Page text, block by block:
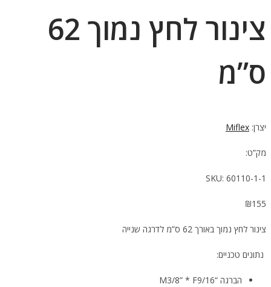
צינור לחץ נמוך 62
ס”מ
יצרן: Miflex
מק”ט:
SKU: 60110-1-1
₪155
צינור לחץ נמוך באורך 62 ס”מ לדרגה שנייה
נתונים טכניים:
הברגה “M3/8” * F9/16